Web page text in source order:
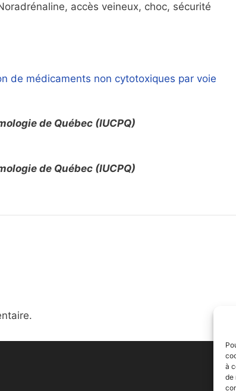
à
de
accès veineux, choc, sécurité
de médicaments non cytotoxiques par voie
de Québec (IUCPQ)
de Québec (IUCPQ)